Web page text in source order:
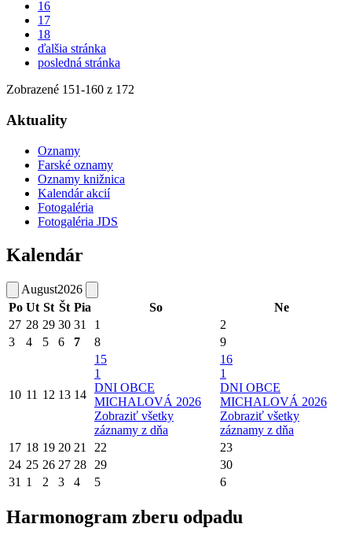
16
17
18
ďalšia stránka
posledná stránka
Zobrazené 151-160 z 172
Aktuality
Oznamy
Farské oznamy
Oznamy knižnica
Kalendár akcií
Fotogaléria
Fotogaléria JDS
Kalendár
August2026
Po Ut St Št Pia So
Ne
27 28 29 30 31 1
2
3
4 5 6 7 8 9
10 11 12 13 14
15
1
DNI OBCE
MICHALOVÁ 2026
Zobraziť všetky
záznamy z dňa
16
1
DNI OBCE
MICHALOVÁ 2026
Zobraziť všetky
záznamy z dňa
17 18 19 20 21 22
23
24 25 26 27 28 29
30
31 1 2 3 4 5 6
Harmonogram zberu odpadu